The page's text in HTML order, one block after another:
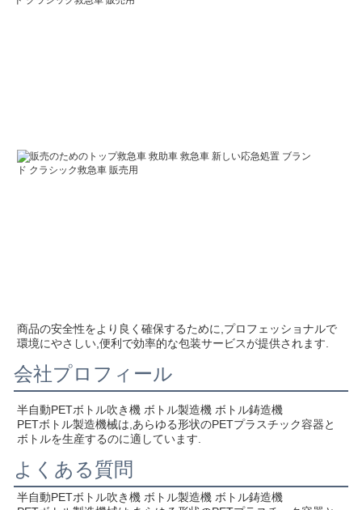
商品の安全性をより良く確保するために,プロフェッショナルで
環境にやさしい,便利で効率的な包装サービスが提供されます.
会社プロフィール
半自動PETボトル吹き機 ボトル製造機 ボトル鋳造機
PETボトル製造機械は,あらゆる形状のPETプラスチック容器と
ボトルを生産するのに適しています.
よくある質問
半自動PETボトル吹き機 ボトル製造機 ボトル鋳造機